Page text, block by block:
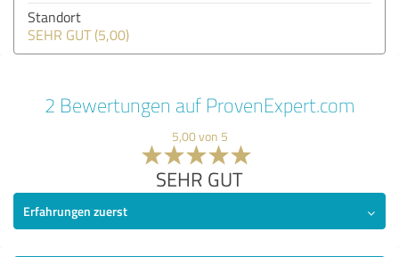
Standort
SEHR GUT (5,00)
2 Bewertungen auf ProvenExpert.com
5,00 von 5
SEHR GUT
Erfahrungen zuerst